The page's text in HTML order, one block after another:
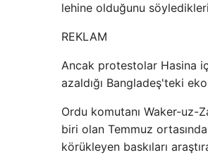
lehine olduğunu
REKLAM
Ancak protestolar Hasina
azaldığı Bangladeş'teki
Ordu komutanı Waker-uz-
biri olan Temmuz
körükleyen baskıları